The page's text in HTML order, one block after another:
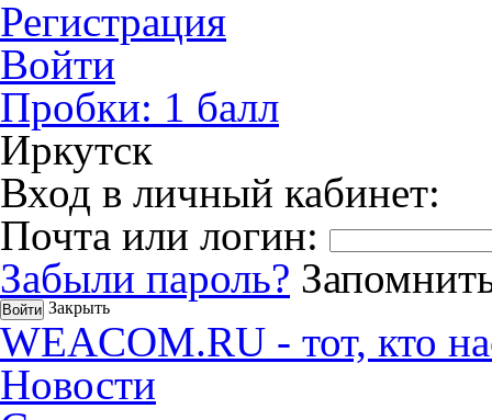
Регистрация
Войти
Пробки: 1 балл
Иркутск
Вход в личный кабинет:
Почта или логин:
Забыли пароль?
Закрыть
WEACOM.RU - тот, кто
Новости